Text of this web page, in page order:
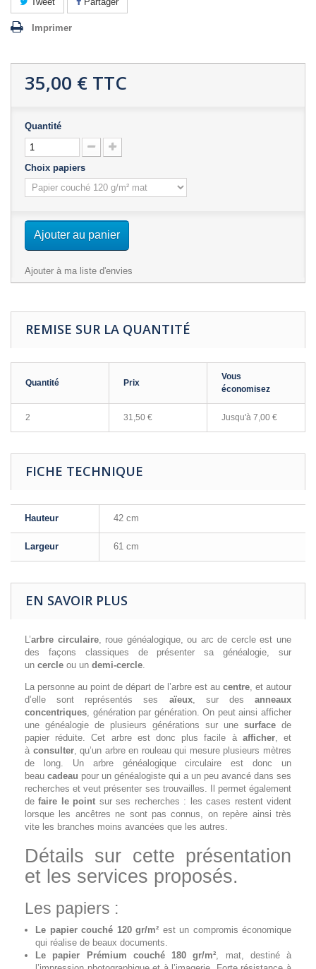
Imprimer
35,00 € TTC
Quantité
Choix papiers
Ajouter au panier
Ajouter à ma liste d'envies
REMISE SUR LA QUANTITÉ
Quantité Prix
Vous
économisez
2 31,50 € Jusqu'à 7,00 €
FICHE TECHNIQUE
Hauteur 42 cm
Largeur 61 cm
EN SAVOIR PLUS
L’arbre circulaire, roue généalogique, ou arc de cercle est une
des façons classiques de présenter sa généalogie, sur
un cercle ou un demi-cercle.
La personne au point de départ de l’arbre est au centre, et autour
d’elle sont représentés ses aïeux, sur desanneaux
concentriques, génération par génération. On peut ainsi afficher
une généalogie de plusieurs générations sur une surface de
papier réduite. Cet arbre est donc plus facile à afficher, et
à consulter, qu’un arbre en rouleau qui mesure plusieurs mètres
de long. Un arbre généalogique circulaire est donc un
beau cadeau pour un généalogiste qui a un peu avancé dans ses
recherches et veut présenter ses trouvailles. Il permet également
defaire le point sur ses recherches : les cases restent vident
lorsque les ancêtres ne sont pas connus, on repère ainsi très
vite les branches moins avancées que les autres.
Détails sur cette présentation
et les services proposés.
Les papiers :
Le papier couché 120 gr/m² est un compromis économique
qui réalise de beaux documents.
Le papier Prémium couché 180 gr/m², mat, destiné à